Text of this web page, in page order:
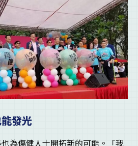
發光
為傷健人士開拓新的可能。「我